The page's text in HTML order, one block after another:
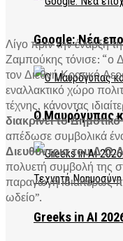
Google: Νέα
Ο Μαυρόγυπας
Greeks in AI
Λίγο πριν την έναρξη
Ζαμπούκης τόνισε: “ο
τον Διεθνή Κρατικό
εναλλακτικό χώρο
τέχνης, κάνοντας
διακρίνει το
απέδωσε συμβολικά
Διευθύντρια του
πολυετή συμβολή της
παραγωγή ιδιαιτέρως
ωδείο”.